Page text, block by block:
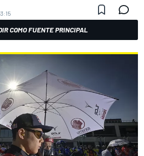
COMO FUENTE PRINCIPAL